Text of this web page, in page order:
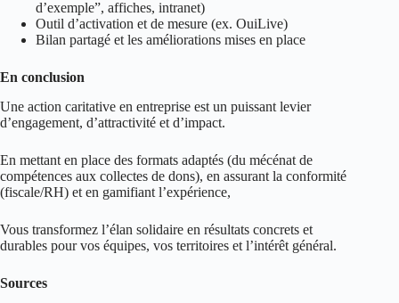
d’exemple”, affiches, intranet)
Outil d’activation et de mesure (ex. OuiLive)
Bilan partagé et les améliorations mises en place
En conclusion
Une action caritative en entreprise est un puissant levier
d’engagement, d’attractivité et d’impact.
En mettant en place des formats adaptés (du mécénat de
compétences aux collectes de dons), en assurant la conformité
(fiscale/RH) et en gamifiant l’expérience,
Vous transformez l’élan solidaire en résultats concrets et
durables pour vos équipes, vos territoires et l’intérêt général.
Sources